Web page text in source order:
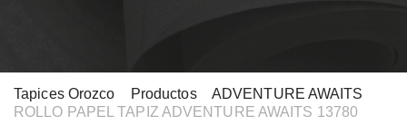
Tapices Orozco Productos> ADVENTURE AWAITS
ROLLO PAPEL TAPIZ ADVENTURE AWAITS 13780